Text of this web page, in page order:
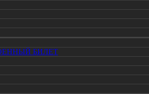
БИЛЕТ